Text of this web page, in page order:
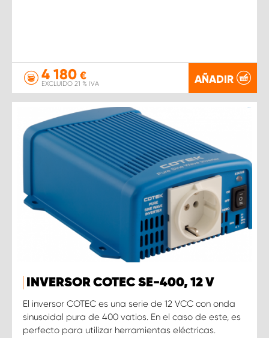
4 180 €
EXCLUIDO 21 % IVA AÑADIR
INVERSOR COTEC SE-400, 12 V
El inversor COTEC es una serie de 12 VCC con onda
sinusoidal pura de 400 vatios. En el caso de este, es
perfecto para utilizar herramientas eléctricas.